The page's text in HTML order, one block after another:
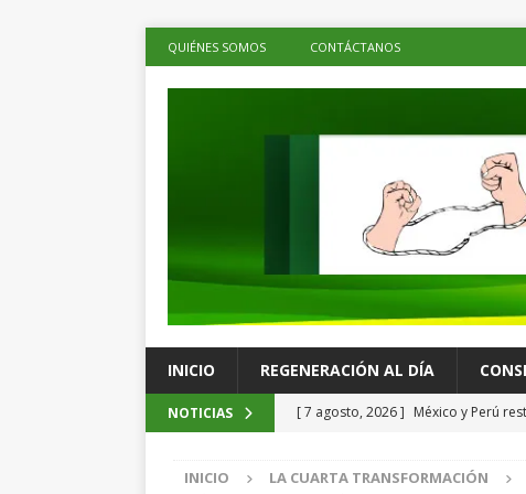
QUIÉNES SOMOS CONTÁCTANOS
INICIO REGENERACIÓN AL DÍA
NOTICIAS [ 7 agosto, 2026 ] México y Perú
[ 7 agosto, 2026 ] Inflación en
INICIO LA CUARTA TRANSFORMACIÓN